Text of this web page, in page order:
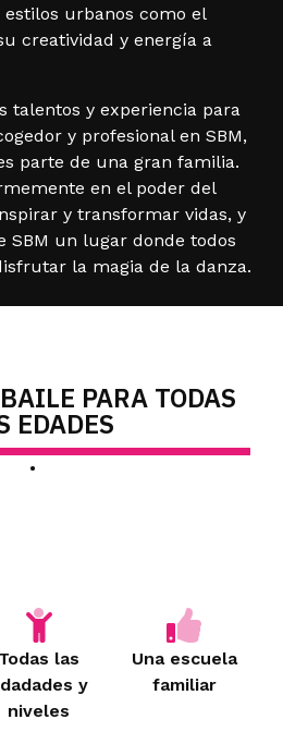
urbanos como el
creatividad y energía a
talentos y experiencia para
y profesional en SBM,
parte de una gran familia.
en el poder del
y transformar vidas, y
SBM un lugar donde todos
la magia de la danza.
PARA TODAS
EDADES
Todas las
y
niveles
Una escuela
familiar